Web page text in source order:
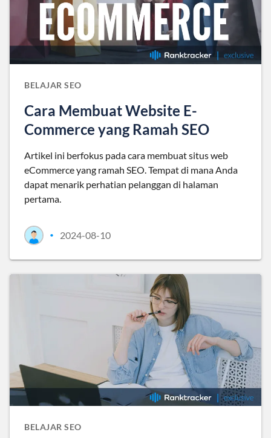
BELAJAR SEO
Cara Membuat Website E-
Commerce yang Ramah SEO
Artikel ini berfokus pada cara membuat situs web
eCommerce yang ramah SEO. Tempat di mana Anda
dapat menarik perhatian pelanggan di halaman
pertama.
• 2024-08-10
BELAJAR SEO